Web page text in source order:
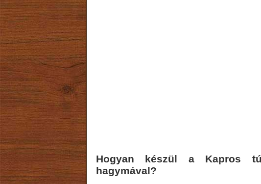
Hogyan készül a Kapros
hagymával?